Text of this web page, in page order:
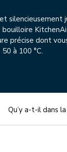
silencieusement
précise dont
à 100 °C.
Qu’y a-t-il dans